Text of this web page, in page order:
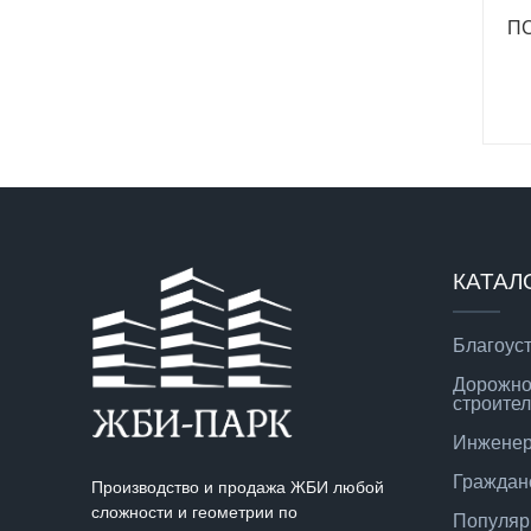
Производство и продажа ЖБИ любой
сложности и геометрии по